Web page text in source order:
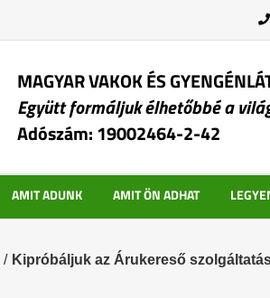
MAGYAR VAKOK ÉS
Együtt formáljuk élhetőbbé a
Adószám: 19002464-2-42
AMIT ADUNK AMIT ÖN ADHAT
/ Kipróbáljuk az Árukereső